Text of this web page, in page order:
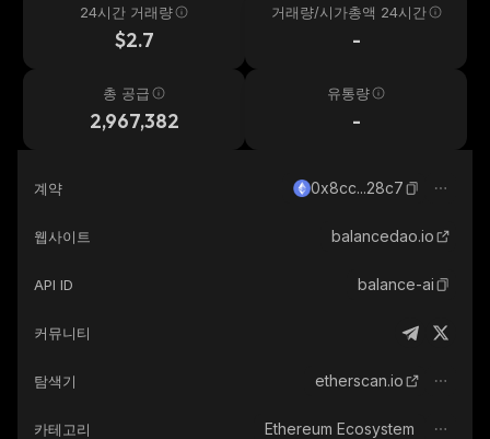
24시간 거래량
$2.7
거래량/시가총액 24시간
-
총 공급
2,967,382
유통량
-
계약 0x8cc...28c7
웹사이트 balancedao.io
API ID balance-ai
커뮤니티
탐색기 etherscan.io
카테고리 Ethereum Ecosystem